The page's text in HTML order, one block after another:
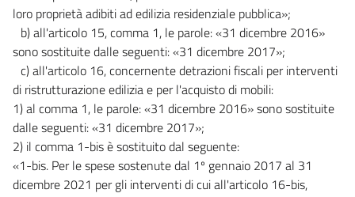
loro proprietà adibiti ad edilizia residenziale pubblica»;
b) all'articolo 15, comma 1, le parole: «31 dicembre 2016»
sono sostituite dalle seguenti: «31 dicembre 2017»;
c) all'articolo 16, concernente detrazioni fiscali per interventi
di ristrutturazione edilizia e per l'acquisto di mobili:
1) al comma 1, le parole: «31 dicembre 2016» sono sostituite
dalle seguenti: «31 dicembre 2017»;
2) il comma 1-bis è sostituito dal seguente:
«1-bis. Per le spese sostenute dal 1º gennaio 2017 al 31
dicembre 2021 per gli interventi di cui all'articolo 16-bis,